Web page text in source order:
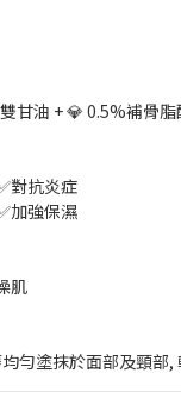
甘油 + 💎 0.5%補骨脂
對抗炎症
加強保濕
肌
勻塗抹於面部及頸部,